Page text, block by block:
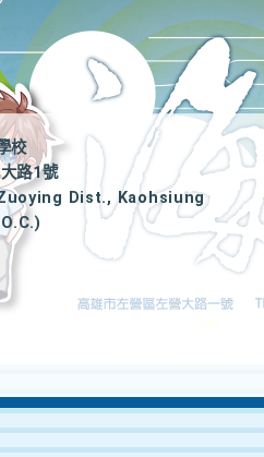
校
路1號
Dist., Kaohsiung